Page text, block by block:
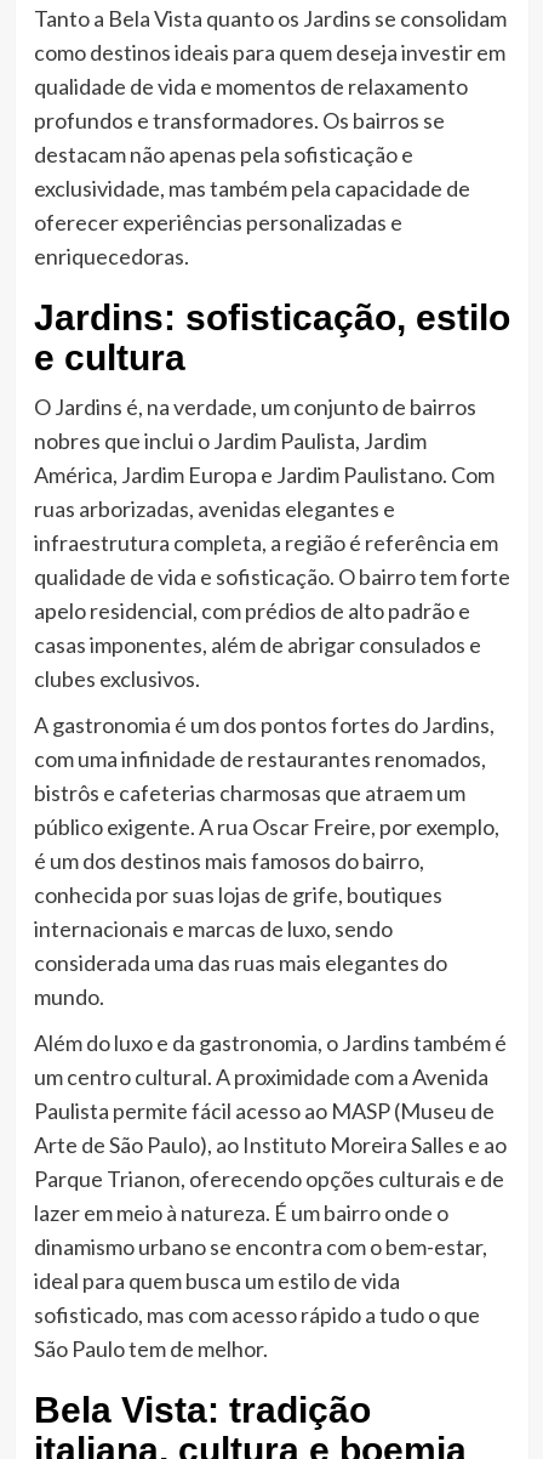
Tanto a Bela Vista quanto os Jardins se consolidam
como destinos ideais para quem deseja investir em
qualidade de vida e momentos de relaxamento
profundos e transformadores. Os bairros se
destacam não apenas pela sofisticação e
exclusividade, mas também pela capacidade de
oferecer experiências personalizadas e
enriquecedoras.
Jardins: sofisticação, estilo
e cultura
O Jardins é, na verdade, um conjunto de bairros
nobres que inclui o Jardim Paulista, Jardim
América, Jardim Europa e Jardim Paulistano. Com
ruas arborizadas, avenidas elegantes e
infraestrutura completa, a região é referência em
qualidade de vida e sofisticação. O bairro tem forte
apelo residencial, com prédios de alto padrão e
casas imponentes, além de abrigar consulados e
clubes exclusivos.
A gastronomia é um dos pontos fortes do Jardins,
com uma infinidade de restaurantes renomados,
bistrôs e cafeterias charmosas que atraem um
público exigente. A rua Oscar Freire, por exemplo,
é um dos destinos mais famosos do bairro,
conhecida por suas lojas de grife, boutiques
internacionais e marcas de luxo, sendo
considerada uma das ruas mais elegantes do
mundo.
Além do luxo e da gastronomia, o Jardins também é
um centro cultural. A proximidade com a Avenida
Paulista permite fácil acesso ao MASP (Museu de
Arte de São Paulo), ao Instituto Moreira Salles e ao
Parque Trianon, oferecendo opções culturais e de
lazer em meio à natureza. É um bairro onde o
dinamismo urbano se encontra com o bem-estar,
ideal para quem busca um estilo de vida
sofisticado, mas com acesso rápido a tudo o que
São Paulo tem de melhor.
Bela Vista: tradição
italiana, cultura e boemia